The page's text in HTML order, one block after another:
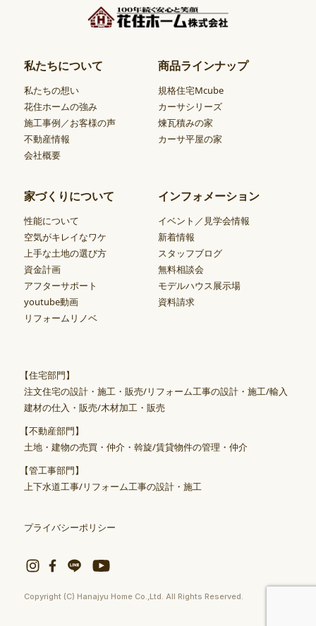
私たちについて
私たちの想い
花住ホームの強み
施工事例／お客様の声
不動産情報
会社概要
商品ラインナップ
規格住宅Mcube
カーサシリーズ
煉瓦積みの家
カーサ平屋の家
家づくりについて
性能について
空気がキレイなワケ
上手な土地の選び方
資金計画
アフターサポート
youtube動画
リフォームリノベ
インフォメーション
イベント／見学会情報
新着情報
スタッフブログ
無料相談会
モデルハウス展示場
資料請求
【住宅部門】
注文住宅の設計・施工・販売/リフォーム工事の設計・施工/輸入
建材の仕入・販売/木材加工・販売
【不動産部門】
土地・建物の売買・仲介・斡旋/賃貸物件の管理・仲介
【管工事部門】
上下水道工事/リフォーム工事の設計・施工
プライバシーポリシー
Copyright (C) Hanajyu Home Co.,Ltd. All Rights Reserved.